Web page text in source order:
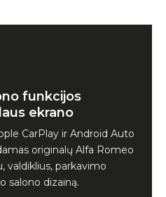
funkcijos
ekrano
CarPlay ir Android Auto
originalų Alfa Romeo
valdiklius, parkavimo
salono dizainą.